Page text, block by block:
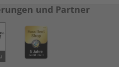
und Partner